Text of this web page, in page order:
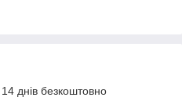
днів безкоштовно